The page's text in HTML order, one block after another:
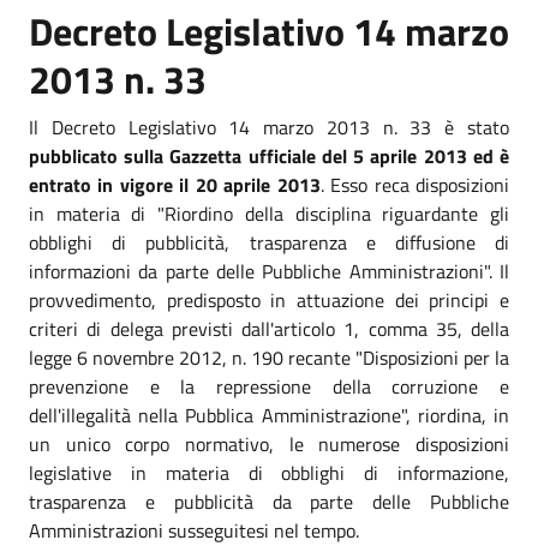
Decreto Legislativo 14 marzo
2013 n. 33
Il Decreto Legislativo 14 marzo 2013 n. 33 è stato
pubblicato sulla Gazzetta ufficiale del 5 aprile 2013 ed è
entrato in vigore il 20 aprile 2013. Esso reca disposizioni
in materia di "Riordino della disciplina riguardante gli
obblighi di pubblicità, trasparenza e diffusione di
informazioni da parte delle Pubbliche Amministrazioni". Il
provvedimento, predisposto in attuazione dei principi e
criteri di delega previsti dall'articolo 1, comma 35, della
legge 6 novembre 2012, n. 190 recante "Disposizioni per la
prevenzione e la repressione della corruzione e
dell'illegalità nella Pubblica Amministrazione", riordina, in
un unico corpo normativo, le numerose disposizioni
legislative in materia di obblighi di informazione,
trasparenza e pubblicità da parte delle Pubbliche
Amministrazioni susseguitesi nel tempo.